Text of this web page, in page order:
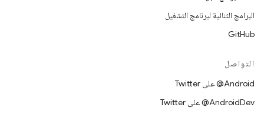
البرامج الثنائية لبرنامج التشغيل
GitHub
التواصل
‎@Android على Twitter
‎@AndroidDev على Twitter